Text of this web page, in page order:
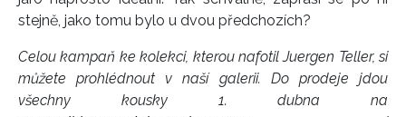
stejně, jako tomu bylo u dvou předchozích?
Celou kampaň ke kolekci, kterou nafotil Juergen Teller, si
můžete prohlédnout v naší galerii. Do prodeje jdou
všechny kousky 1. dubna na